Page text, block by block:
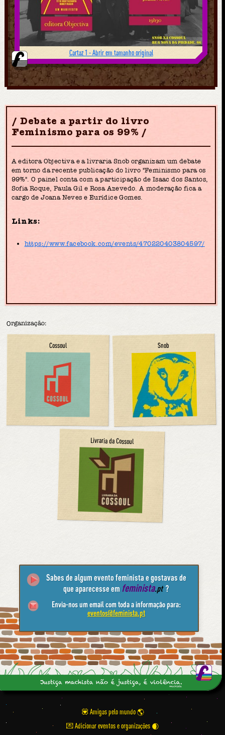
Cartaz 1 - Abrir em tamanho original
Debate a partir do livro
Feminismo para os 99%
A editora Objectiva e a livraria Snob organizam um debate
em torno da recente publicação do livro "Feminismo para os
99%". O painel conta com a participação de Isaac dos Santos,
Sofia Roque, Paula Gil e Rosa Azevedo. A moderação fica a
cargo de Joana Neves e Eurídice Gomes.
Links:
https://www.facebook.com/events/470220403804597/
Organização:
Cossoul Snob
Livraria da Cossoul
Sabes de algum evento feminista e gostavas de
que aparecesse em feminista.pt ?
Envia-nos um email com toda a informação para:
eventos@feminista.pt
💟 Amigas pelo mundo
💌 Adicionar eventos e organizações